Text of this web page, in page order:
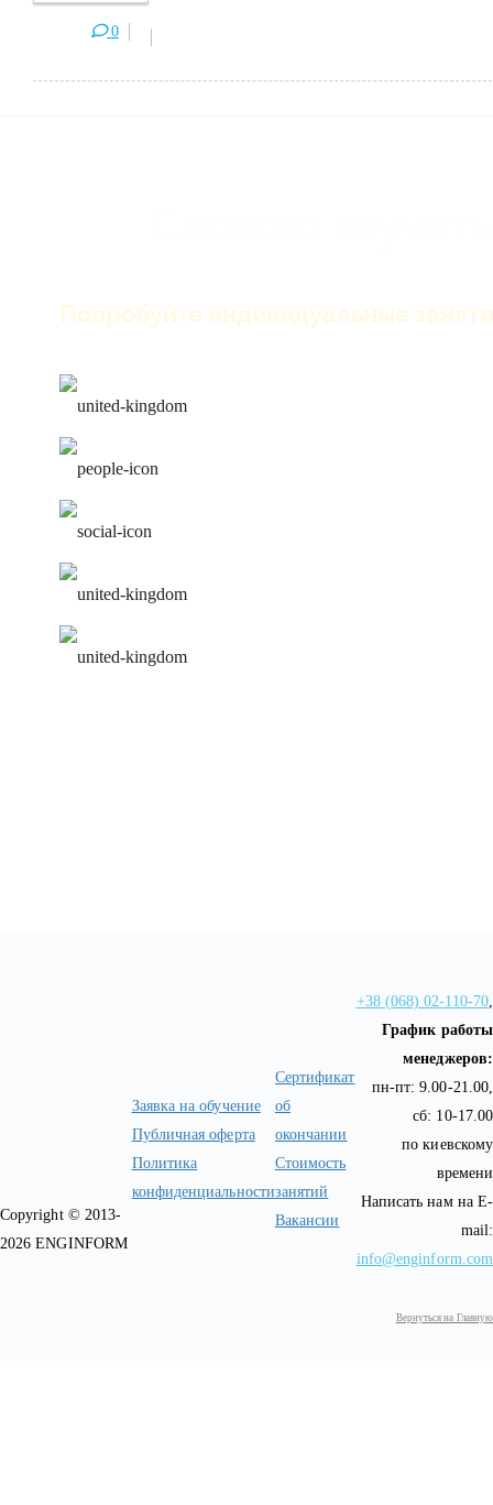
0
Попробуйте индивидуальные
Copyright © 2013-
2026 ENGINFORM
Заявка на обучение
Публичная оферта
Политика
конфиденциальности
Сертификат
об
окончании
Стоимость
занятий
Вакансии
+38 (068) 02-110-70,
График работы
менеджеров:
пн-пт: 9.00-21.00,
сб: 10-17.00
по киевскому
времени
Написать нам на E-
mail:
info@enginform.com
Вернуться на Главную